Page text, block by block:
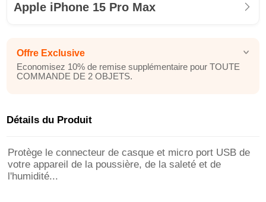
Apple iPhone 15 Pro Max
Offre Exclusive
Economisez 10% de remise supplémentaire pour TOUTE
COMMANDE DE 2 OBJETS.
Détails du Produit
Protège le connecteur de casque et micro port USB de
votre appareil de la poussière, de la saleté et de
l'humidité...